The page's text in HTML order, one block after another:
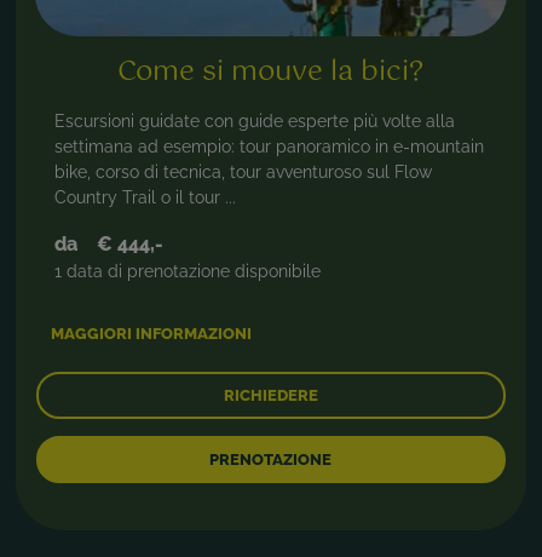
Come si mouve la bici?
Escursioni guidate con guide esperte più volte alla
settimana ad esempio: tour panoramico in e-mountain
bike, corso di tecnica, tour avventuroso sul Flow
Country Trail o il tour ...
da € 444,-
1 data di prenotazione disponibile
MAGGIORI INFORMAZIONI
RICHIEDERE
PRENOTAZIONE